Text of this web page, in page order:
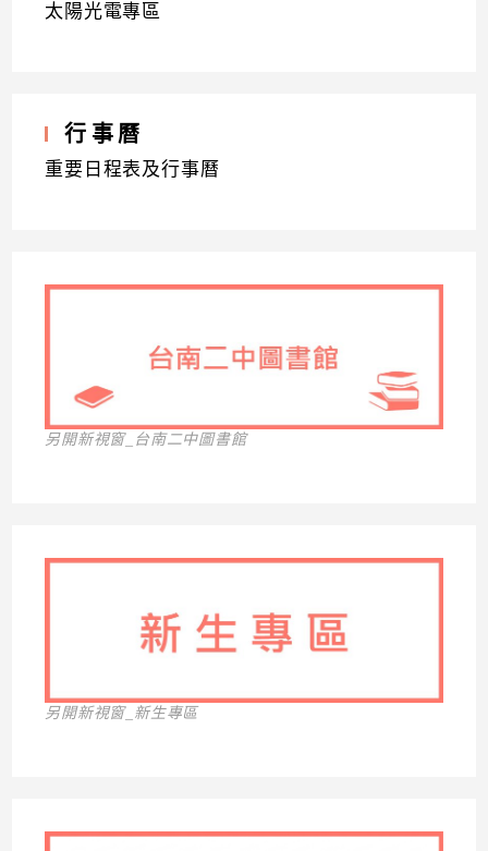
太陽光電專區
行事曆
重要日程表及行事曆
另開新視窗_台南二中圖書館
另開新視窗_新生專區